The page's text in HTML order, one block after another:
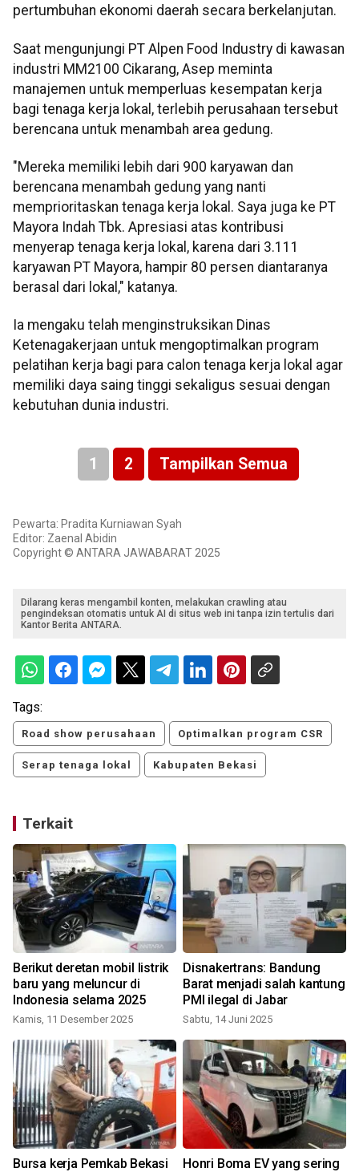
pertumbuhan ekonomi daerah secara berkelanjutan.
Saat mengunjungi PT Alpen Food Industry di kawasan
industri MM2100 Cikarang, Asep meminta
manajemen untuk memperluas kesempatan kerja
bagi tenaga kerja lokal, terlebih perusahaan tersebut
berencana untuk menambah area gedung.
"Mereka memiliki lebih dari 900 karyawan dan
berencana menambah gedung yang nanti
memprioritaskan tenaga kerja lokal. Saya juga ke PT
Mayora Indah Tbk. Apresiasi atas kontribusi
menyerap tenaga kerja lokal, karena dari 3.111
karyawan PT Mayora, hampir 80 persen diantaranya
berasal dari lokal," katanya.
Ia mengaku telah menginstruksikan Dinas
Ketenagakerjaan untuk mengoptimalkan program
pelatihan kerja bagi para calon tenaga kerja lokal agar
memiliki daya saing tinggi sekaligus sesuai dengan
kebutuhan dunia industri.
1 2 Tampilkan Semua
Pewarta: Pradita Kurniawan Syah
Editor: Zaenal Abidin
Copyright © ANTARA JAWABARAT 2025
Dilarang keras mengambil konten, melakukan crawling atau
pengindeksan otomatis untuk AI di situs web ini tanpa izin tertulis dari
Kantor Berita ANTARA.
Tags:
Road show perusahaan Optimalkan program CSR
Serap tenaga lokal Kabupaten Bekasi
Terkait
Berikut deretan mobil listrik
baru yang meluncur di
Indonesia selama 2025
Kamis, 11 Desember 2025
Disnakertrans: Bandung
Barat menjadi salah kantung
PMI ilegal di Jabar
Sabtu, 14 Juni 2025
Bursa kerja Pemkab Bekasi
Honri Boma EV yang sering